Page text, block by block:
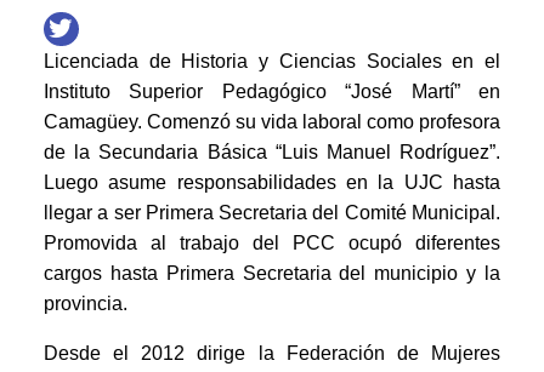
Licenciada de Historia y Ciencias Sociales en el
Instituto Superior Pedagógico “José Martí” en
Camagüey. Comenzó su vida laboral como profesora
de la Secundaria Básica “Luis Manuel Rodríguez”.
Luego asume responsabilidades en la UJC hasta
llegar a ser Primera Secretaria del Comité Municipal.
Promovida al trabajo del PCC ocupó diferentes
cargos hasta Primera Secretaria del municipio y la
provincia.
Desde el 2012 dirige la Federación de Mujeres